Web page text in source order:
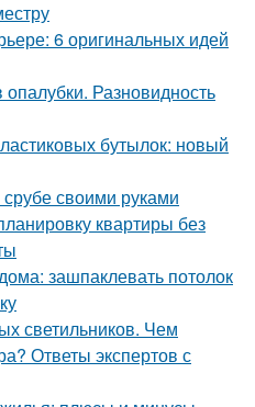
6 оригинальных идей
Разновидность
бутылок: новый
своими руками
квартиры без
зашпаклевать потолок
светильников. Чем
Ответы экспертов с